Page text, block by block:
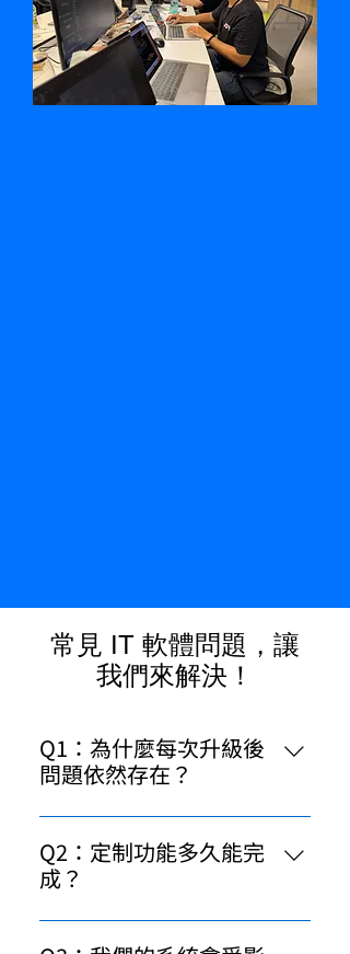
常見 IT 軟體問題，讓
我們來解決！
Q1：為什麼每次升級後
問題依然存在？
我們的團隊確保每次升級都有完整
的測試與驗證，避免給您的系統帶
來不必要的風險。我們不僅升級軟
Q2：定制功能多久能完
成？
我們了解不同企業有不同的需求。